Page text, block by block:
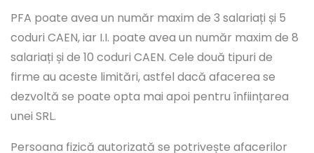
PFA poate avea un număr maxim de 3 salariați și 5
coduri CAEN, iar I.I. poate avea un număr maxim de 8
salariați și de 10 coduri CAEN. Cele două tipuri de
firme au aceste limitări, astfel dacă afacerea se
dezvoltă se poate opta mai apoi pentru înființarea
unei SRL.
Persoana fizică autorizată se potrivește afacerilor